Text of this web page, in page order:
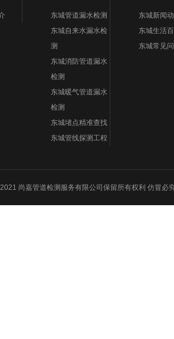
东城管道漏水检测
东城自来水漏水检
测
东城消防管道漏水
检测
东城暖气管道漏水
检测
东城堵点精准查找
东城管线探测工程
东城新闻
东城生活
东城常见
尚嘉管道检测服务有限公司保留所有权利 仿冒